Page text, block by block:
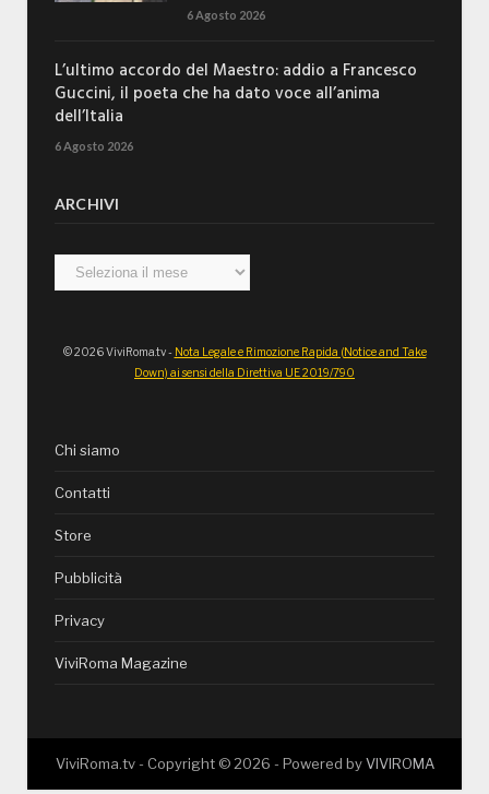
6 Agosto 2026
L’ultimo accordo del Maestro: addio a Francesco
Guccini, il poeta che ha dato voce all’anima
dell’Italia
6 Agosto 2026
ARCHIVI
Archivi
© 2026 ViviRoma.tv - Nota Legale e Rimozione Rapida (Notice and Take
Down) ai sensi della Direttiva UE 2019/790
Chi siamo
Contatti
Store
Pubblicità
Privacy
ViviRoma Magazine
ViviRoma.tv - Copyright © 2026 - Powered byVIVIROMA